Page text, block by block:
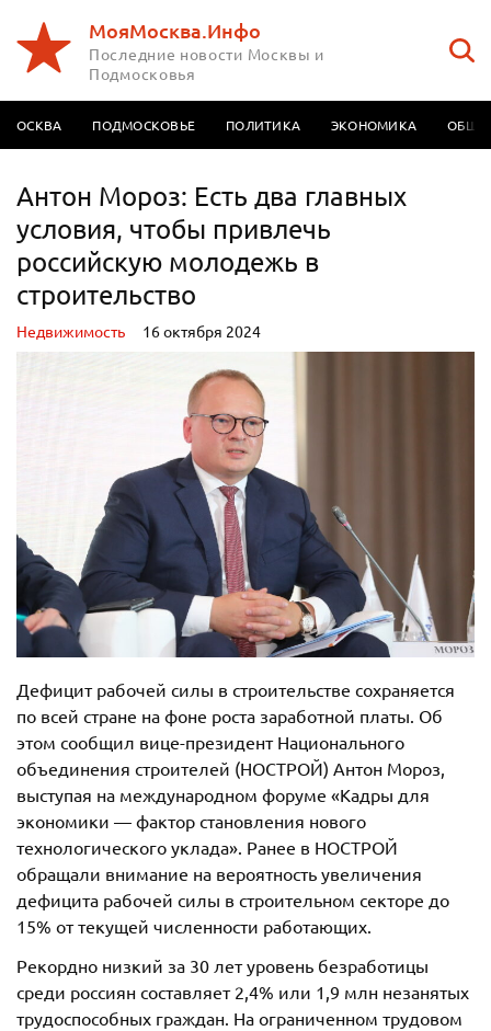
МояМосква.Инфо
Последние новости Москвы и
Подмосковья
МОСКВА ПОДМОСКОВЬЕ ПОЛИТИКА ЭКОНОМИКА
Антон Мороз: Есть два главных
условия, чтобы привлечь
российскую молодежь в
строительство
Недвижимость 16 октября 2024
Дефицит рабочей силы в строительстве сохраняется
по всей стране на фоне роста заработной платы. Об
этом сообщил вице-президент Национального
объединения строителей (НОСТРОЙ) Антон Мороз,
выступая на международном форуме «Кадры для
экономики — фактор становления нового
технологического уклада». Ранее в НОСТРОЙ
обращали внимание на вероятность увеличения
дефицита рабочей силы в строительном секторе до
15% от текущей численности работающих.
Рекордно низкий за 30 лет уровень безработицы
среди россиян составляет 2,4% или 1,9 млн незанятых
трудоспособных граждан. На ограниченном трудовом